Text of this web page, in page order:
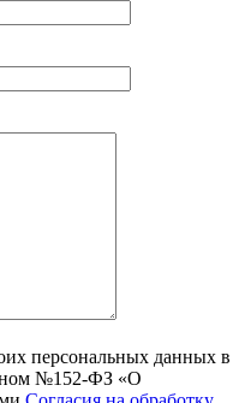
персональных данных в
№152-ФЗ «О